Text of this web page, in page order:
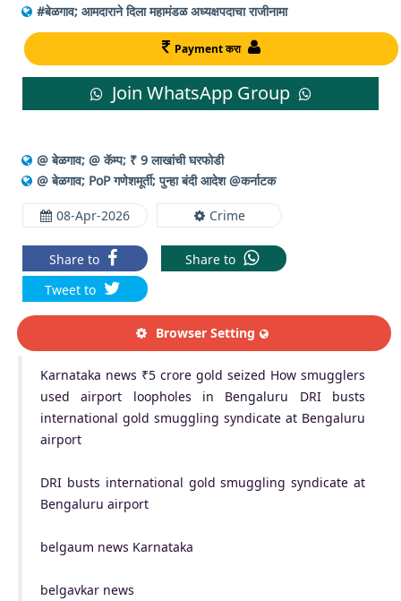
#बेळगाव; आमदाराने दिला महामंडळ अध्यक्षपदाचा राजीनामा
Payment करा
Join WhatsApp Group
@ बेळगाव; @ कॅम्प; ₹ 9 लाखांची घरफोडी
@ बेळगाव; PoP गणेशमूर्ती; पुन्हा बंदी आदेश @कर्नाटक
08-Apr-2026 Crime
Share to
Share to
Tweet to
Browser Setting
Karnataka news ₹5 crore gold seized How smugglers
used airport loopholes in Bengaluru DRI busts
international gold smuggling syndicate at Bengaluru
airport
DRI busts international gold smuggling syndicate at
Bengaluru airport
belgaum news Karnataka
belgavkar news